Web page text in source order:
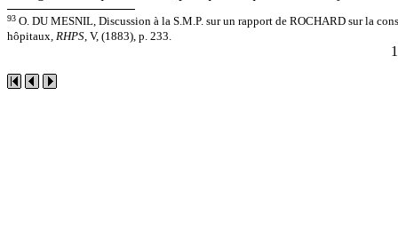
93 O. DU MESNIL, Discussion à la S.M.P. sur un rapport de ROCHARD sur la
hôpitaux , RHPS , V, (1883), p. 233.